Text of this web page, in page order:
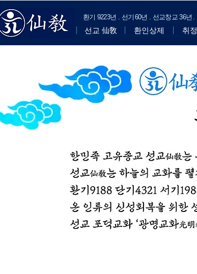
​환기 9223년 . 선기 60년 . 선교창교 36년 .
선교 仙敎 환인상제 취